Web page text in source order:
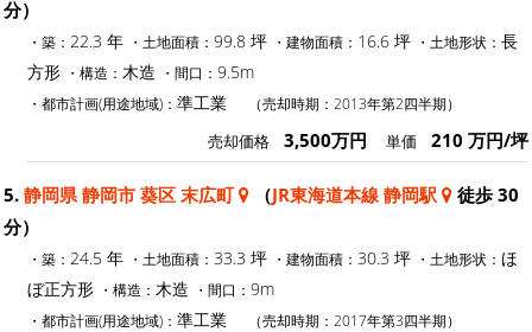
分）
・築： 22.3 年 ・土地面積： 99.8 坪 ・建物面積： 16.6 坪 ・土地形状： 長
方形 ・構造： 木造 ・間口： 9.5m
・都市計画(用途地域)： 準工業 （売却時期：2013年第2四半期）
売却価格 3,500万円 単価 210 万円/坪
5. 静岡県 静岡市 葵区 末広町 （JR東海道本線 静岡駅
徒歩 30
分）
・築： 24.5 年 ・土地面積： 33.3 坪 ・建物面積： 30.3 坪 ・土地形状： ほ
ぼ正方形 ・構造： 木造 ・間口： 9m
・都市計画(用途地域)： 準工業 （売却時期：2017年第3四半期）